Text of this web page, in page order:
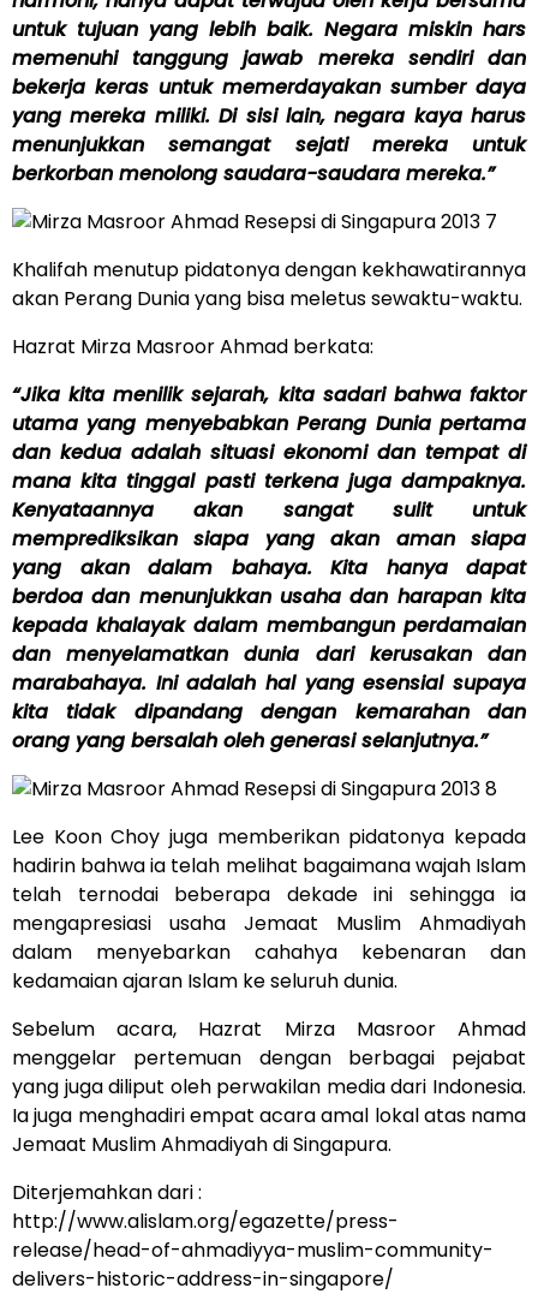
untuk tujuan yang lebih baik. Negara miskin hars
memenuhi tanggung jawab mereka sendiri dan
bekerja keras untuk memerdayakan sumber daya
yang mereka miliki. Di sisi lain, negara kaya harus
menunjukkan semangat sejati mereka untuk
berkorban menolong saudara-saudara mereka.”
Khalifah menutup pidatonya dengan kekhawatirannya
akan Perang Dunia yang bisa meletus sewaktu-waktu.
Hazrat Mirza Masroor Ahmad berkata:
“Jika kita menilik sejarah, kita sadari bahwa faktor
utama yang menyebabkan Perang Dunia pertama
dan kedua adalah situasi ekonomi dan tempat di
mana kita tinggal pasti terkena juga dampaknya.
Kenyataannya akan sangat sulit untuk
memprediksikan siapa yang akan aman siapa
yang akan dalam bahaya. Kita hanya dapat
berdoa dan menunjukkan usaha dan harapan kita
kepada khalayak dalam membangun perdamaian
dan menyelamatkan dunia dari kerusakan dan
marabahaya. Ini adalah hal yang esensial supaya
kita tidak dipandang dengan kemarahan dan
orang yang bersalah oleh generasi selanjutnya.”
Lee Koon Choy juga memberikan pidatonya kepada
hadirin bahwa ia telah melihat bagaimana wajah Islam
telah ternodai beberapa dekade ini sehingga ia
mengapresiasi usaha Jemaat Muslim Ahmadiyah
dalam menyebarkan cahahya kebenaran dan
kedamaian ajaran Islam ke seluruh dunia.
Sebelum acara, Hazrat Mirza Masroor Ahmad
menggelar pertemuan dengan berbagai pejabat
yang juga diliput oleh perwakilan media dari Indonesia.
Ia juga menghadiri empat acara amal lokal atas nama
Jemaat Muslim Ahmadiyah di Singapura.
Diterjemahkan dari :
http://www.alislam.org/egazette/press-
release/head-of-ahmadiyya-muslim-community-
delivers-historic-address-in-singapore/